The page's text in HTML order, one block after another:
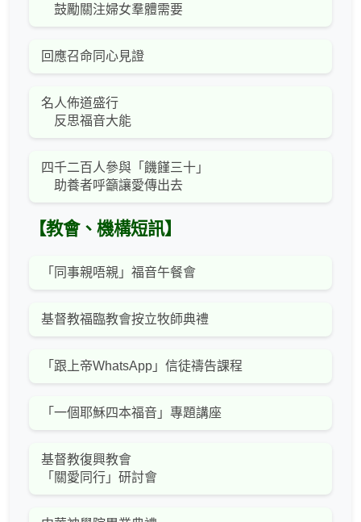
鼓勵關注婦女羣體需要
回應召命同心見證
名人佈道盛行
反思福音大能
四千二百人參與「饑饉三十」
助養者呼籲讓愛傳出去
【教會、機構短訊】
「同事親唔親」福音午餐會
基督教福臨教會按立牧師典禮
「跟上帝WhatsApp」信徒禱告課程
「一個耶穌四本福音」專題講座
基督教復興教會
「關愛同行」研討會